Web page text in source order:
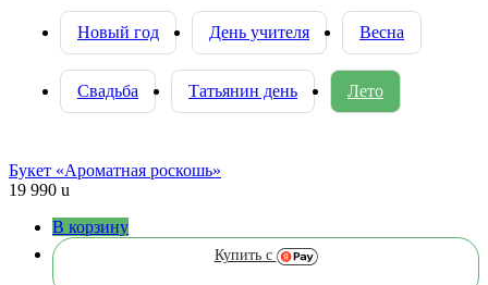
Новый год День учителя Весна
Свадьба Татьянин день Лето
Букет «Ароматная роскошь»
19 990 u
В корзину
Купить с